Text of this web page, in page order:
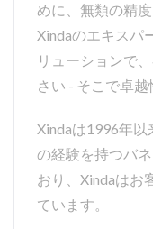
めに、無類の精
Xindaのエキスパ
リューションで
さい - そこで卓越
Xindaは1996年
の経験を持つバ
おり、Xindaはお
ています。